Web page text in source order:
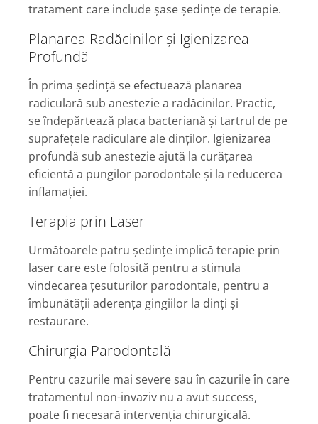
tratament care include șase ședințe de terapie.
Planarea Radăcinilor și Igienizarea
Profundă
În prima ședință se efectuează planarea
radiculară sub anestezie a radăcinilor. Practic,
se îndepărtează placa bacteriană și tartrul de pe
suprafețele radiculare ale dinților. Igienizarea
profundă sub anestezie ajută la curățarea
eficientă a pungilor parodontale și la reducerea
inflamației.
Terapia prin Laser
Următoarele patru ședințe implică terapie prin
laser care este folosită pentru a stimula
vindecarea țesuturilor parodontale, pentru a
îmbunătății aderența gingiilor la dinți și
restaurare.
Chirurgia Parodontală
Pentru cazurile mai severe sau în cazurile în care
tratamentul non-invaziv nu a avut success,
poate fi necesară intervenția chirurgicală.